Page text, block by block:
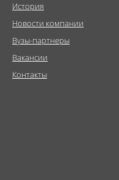
История
Новости компании
Вузы-партнеры
Вакансии
Контакты